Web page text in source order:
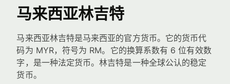
马来西亚林吉特
马来西亚林吉特是马来西亚的官方货币。它的货币代
码为 MYR，符号为 RM。它的换算系数有 6 位有效数
字，是一种法定货币。林吉特是一种全球公认的稳定
货币。